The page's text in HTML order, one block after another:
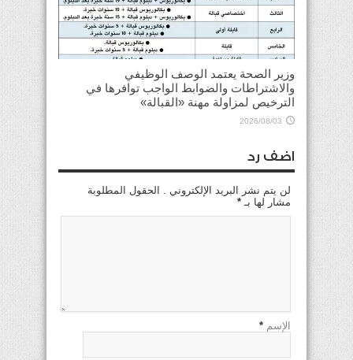
وزير الصحة يعتمد الوصف الوظيفي
والاشتراطات والضوابط الواجب توافرها في
الترخيص لمزاولة مهنة «القبالة»
2026/08/03
اضف رد
لن يتم نشر البريد الإلكتروني . الحقول المطلوبة
مشار لها بـ *
الإسم *